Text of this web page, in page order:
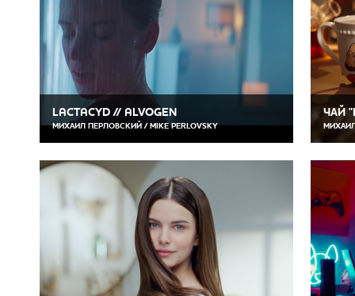
LACTACYD // ALVOGEN
МИХАИЛ ПЕРЛОВСКИЙ / MIKE PERLOVSKY
ЧАЙ
МИХАИЛ